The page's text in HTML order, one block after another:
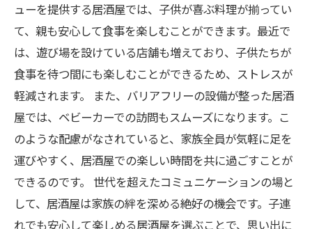
ューを提供する居酒屋では、子供が喜ぶ料理が揃ってい
て、親も安心して食事を楽しむことができます。最近で
は、遊び場を設けている店舗も増えており、子供たちが
食事を待つ間にも楽しむことができるため、ストレスが
軽減されます。 また、バリアフリーの設備が整った居酒
屋では、ベビーカーでの訪問もスムーズになります。こ
のような配慮がなされていると、家族全員が気軽に足を
運びやすく、居酒屋での楽しい時間を共に過ごすことが
できるのです。 世代を超えたコミュニケーションの場と
して、居酒屋は家族の絆を深める絶好の機会です。子連
れでも安心して楽しめる居酒屋を選ぶことで、思い出に